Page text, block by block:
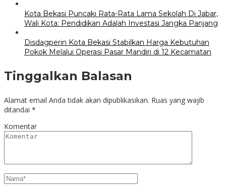
Kota Bekasi Puncaki Rata-Rata Lama Sekolah Di Jabar,
Wali Kota: Pendidikan Adalah Investasi Jangka Panjang
Disdagperin Kota Bekasi Stabilkan Harga Kebutuhan
Pokok Melalui Operasi Pasar Mandiri di 12 Kecamatan
Tinggalkan Balasan
Alamat email Anda tidak akan dipublikasikan. Ruas yang wajib
ditandai *
Komentar